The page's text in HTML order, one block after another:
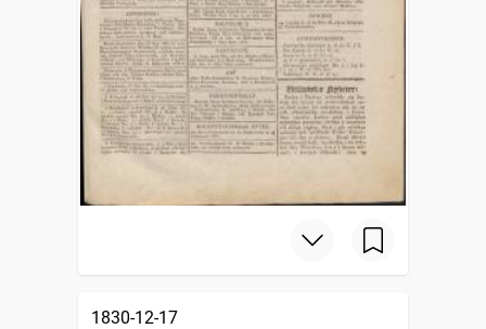
1830-12-17